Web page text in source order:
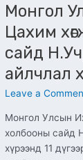
Монгол
Цахим
сайд
айлчлал
Leave a
Монгол Улсын
холбооны сайд
хүрээнд 11